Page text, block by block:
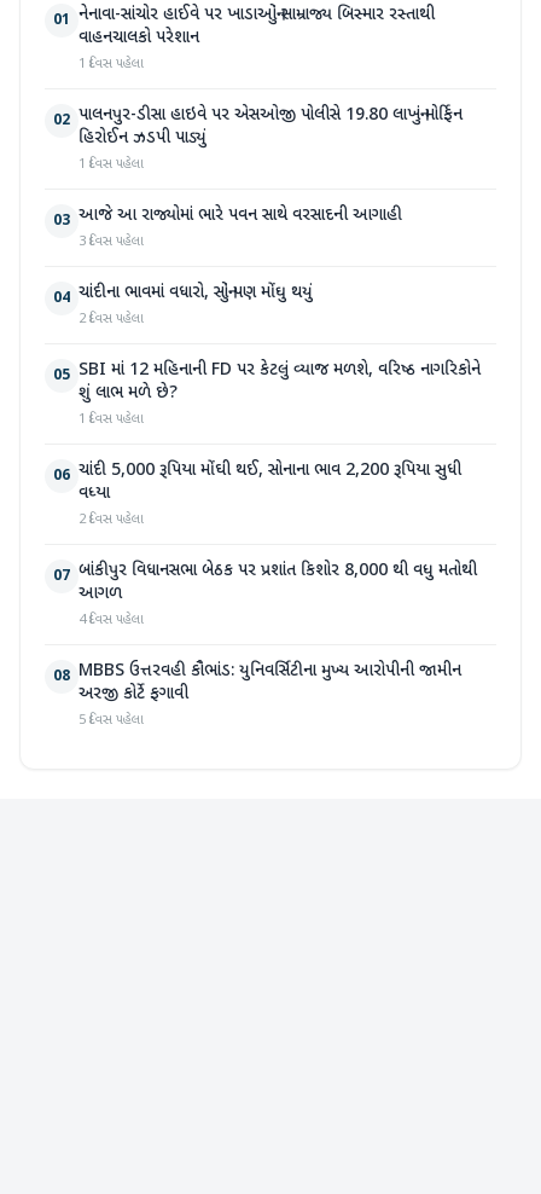
01 નેનાવા-સાંચોર હાઈવે પર ખાડાઓનું સામ્રાજ્ય બિસ્માર રસ્તાથી
વાહનચાલકો પરેશાન
1 દિવસ પહેલા
02 પાલનપુર-ડીસા હાઇવે પર એસઓજી પોલીસે 19.80 લાખનું મોર્ફિન
હિરોઈન ઝડપી પાડ્યું
1 દિવસ પહેલા
03 આજે આ રાજ્યોમાં ભારે પવન સાથે વરસાદની આગાહી
3 દિવસ પહેલા
04 ચાંદીના ભાવમાં વધારો, સોનું પણ મોંઘુ થયું
2 દિવસ પહેલા
05 SBI માં 12 મહિનાની FD પર કેટલું વ્યાજ મળશે, વરિષ્ઠ નાગરિકોને
શું લાભ મળે છે?
1 દિવસ પહેલા
06 ચાંદી 5,000 રૂપિયા મોંઘી થઈ, સોનાના ભાવ 2,200 રૂપિયા સુધી
વધ્યા
2 દિવસ પહેલા
07 બાંકીપુર વિધાનસભા બેઠક પર પ્રશાંત કિશોર 8,000 થી વધુ મતોથી
આગળ
4 દિવસ પહેલા
08 MBBS ઉત્તરવહી કૌભાંડ: યુનિવર્સિટીના મુખ્ય આરોપીની જામીન
અરજી કોર્ટે ફગાવી
5 દિવસ પહેલા